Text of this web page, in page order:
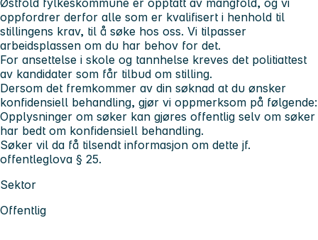
oppfordrer derfor alle som er kvalifisert i henhold til
stillingens krav, til å søke hos oss. Vi tilpasser
arbeidsplassen om du har behov for det.
For ansettelse i skole og tannhelse kreves det politiattest
av kandidater som får tilbud om stilling.
Dersom det fremkommer av din søknad at du ønsker
konfidensiell behandling, gjør vi oppmerksom på følgende:
Opplysninger om søker kan gjøres offentlig selv om søker
har bedt om konfidensiell behandling.
Søker vil da få tilsendt informasjon om dette jf.
offentleglova § 25.
Sektor
Offentlig